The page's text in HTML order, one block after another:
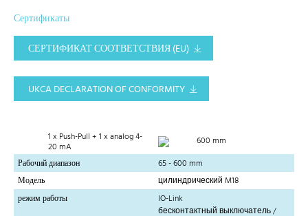
Сертификаты
СЕРТИФИКАТ СООТВЕТСТВИЯ (EU)
UKCA DECLARATION OF CONFORMITY
1 x Push-Pull + 1 x analog 4-
20 mA
600 mm
Рабочий диапазон
65 - 600 mm
Модель
цилиндрический M18
режим работы
IO-Link
бесконтактный выключатель /